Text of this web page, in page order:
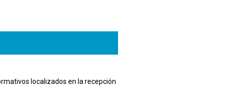
localizados en la recepción